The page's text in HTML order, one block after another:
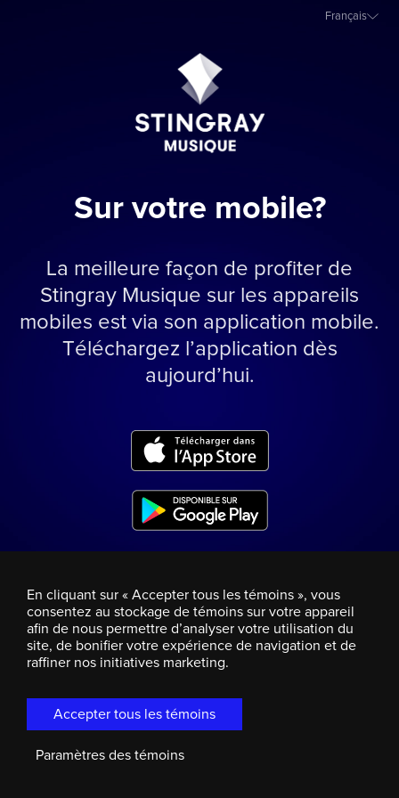
Français
Sur votre mobile?
La meilleure façon de profiter de
Stingray Musique sur les appareils
mobiles est via son application mobile.
Téléchargez l’application dès
aujourd’hui.
En cliquant sur « Accepter tous les témoins », vous
consentez au stockage de témoins sur votre appareil
afin de nous permettre d’analyser votre utilisation du
site, de bonifier votre expérience de navigation et de
raffiner nos initiatives marketing.
Accepter tous les témoins
Paramètres des témoins